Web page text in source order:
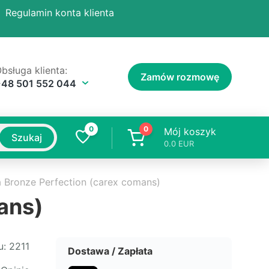
Regulamin konta klienta
klienta:
501 552 044
Zamów rozmowę
Szukaj
0 0 Mój koszyk
0.0 EUR
Bronze Perfection (carex comans)
2211
Dostawa / Zapłata